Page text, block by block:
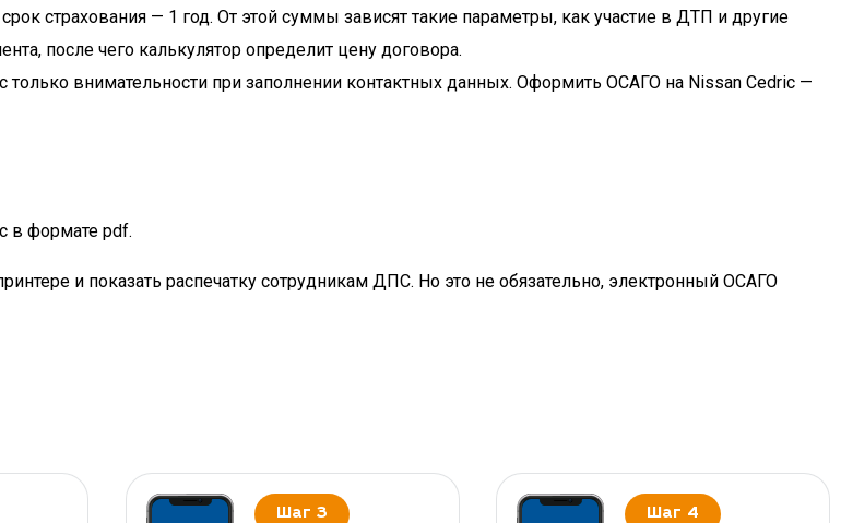
страхования — 1 год. От этой суммы зависят такие параметры, как участие в ДТП и другие
после чего калькулятор определит цену договора.
внимательности при заполнении контактных данных. Оформить ОСАГО на Nissan Cedric —
в формате pdf.
и показать распечатку сотрудникам ДПС. Но это не обязательно, электронный ОСАГО
Шаг 3 Шаг 4